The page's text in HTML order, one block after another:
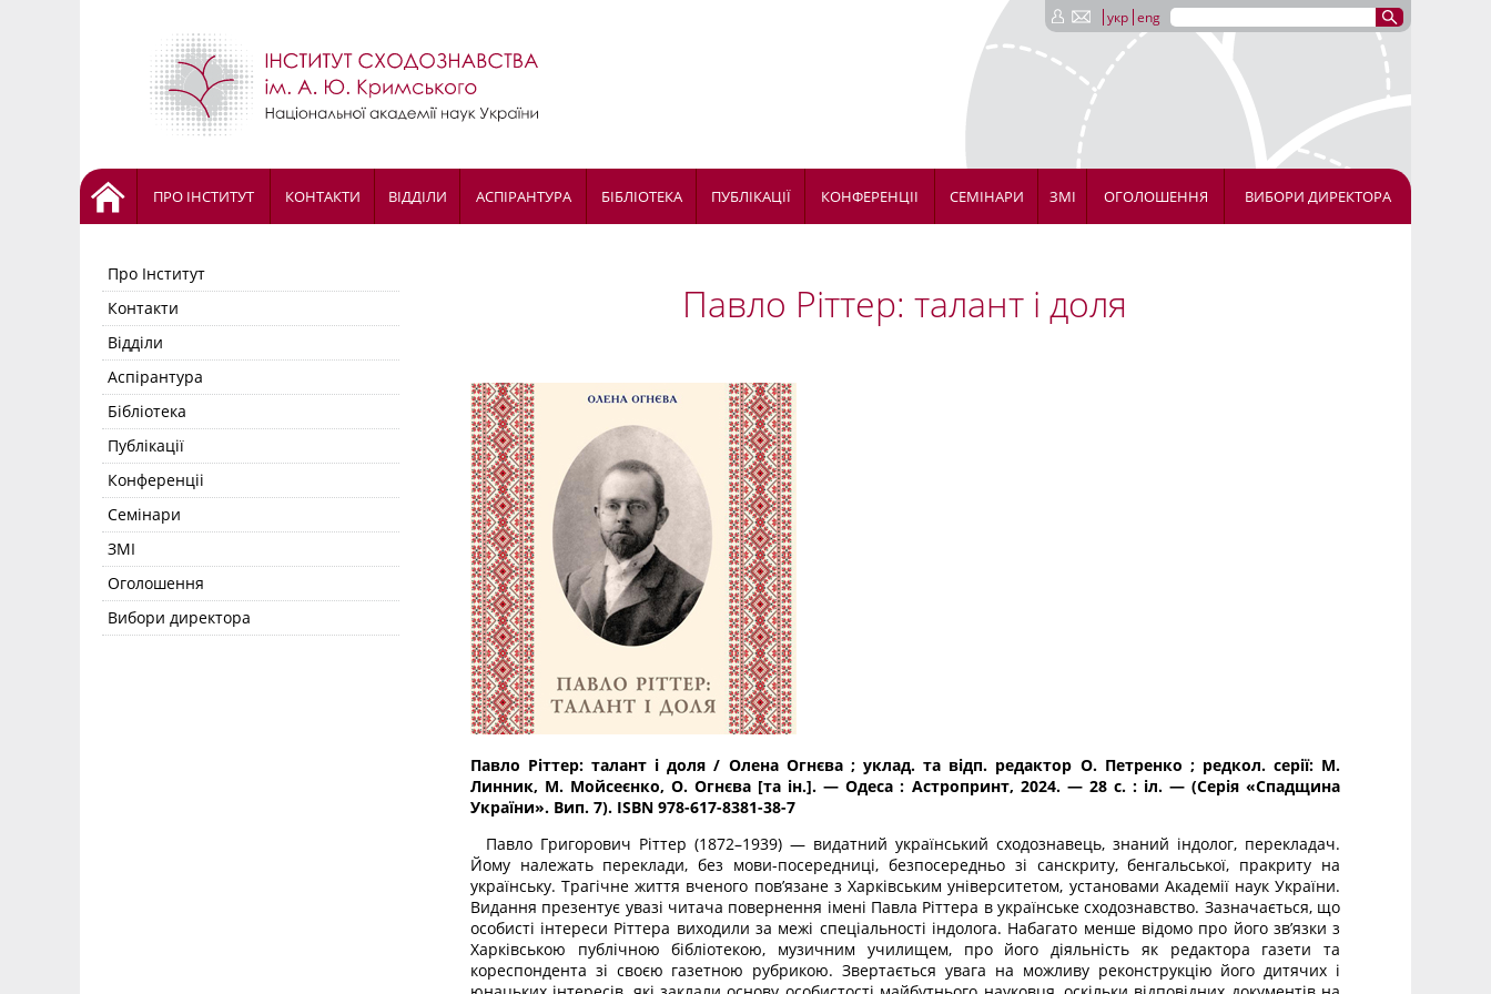
укр eng
ПРО ІНСТИТУТ КОНТАКТИ ВІДДІЛИ АСПІРАНТУРА БІБЛІОТЕКА ПУБЛІКАЦІЇ КОНФЕРЕНЦІІ СЕМІНАРИ ЗМІ ОГОЛОШЕННЯ ВИБОРИ ДИРЕКТОРА
Про Інститут
Контакти
Відділи
Аспірантура
Бібліотека
Публікації
Конференціі
Семінари
ЗМІ
Оголошення
Вибори директора
Павло Ріттер: талант і доля
Павло Ріттер: талант і доля / Олена Огнєва ; уклад. та відп. редактор О. Петрен­ко ; редкол. серії: М.
Линник, М. Мойсеєнко, О. Огнєва [та ін.]. — Оде­са : Астро­принт, 2024. — 28 с. : іл. — (Серія «Спадщина
України». Вип. 7). ISBN 978-617-8381-38-7
Павло Григорович Ріттер (1872–1939) — видатний український сходознавець, знаний індо­лог, перекладач.
Йому належать переклади, без мови-посередниці, безпосередньо зі санскриту, бенгальської, пракриту на
українську. Трагічне життя вченого пов’язане з Харківським універ­ситетом, установами Академії наук України.
Видання презентує увазі читача повернення імені Павла Ріттера в українське сходознавство. Зазначається, що
особисті інтереси Ріттера виходили за межі спеціальності індолога. Набагато менше відомо про його зв’язки з
Харківською публічною бібліотекою, музичним училищем, про його діяльність як редактора газети та
кореспондента зі своєю газетною рубрикою. Звертається увага на можливу реконструкцію його дитячих і